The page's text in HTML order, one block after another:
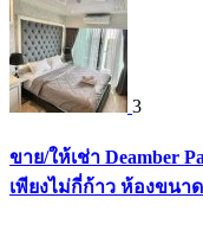
3
ขาย/ให้เช่า Deamber
เพียงไม่กี่ก้าว ห้องขนาด